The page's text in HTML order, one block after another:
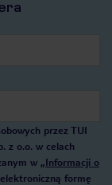
przez TUI
z o.o. w celach
w „Informacji o
formę